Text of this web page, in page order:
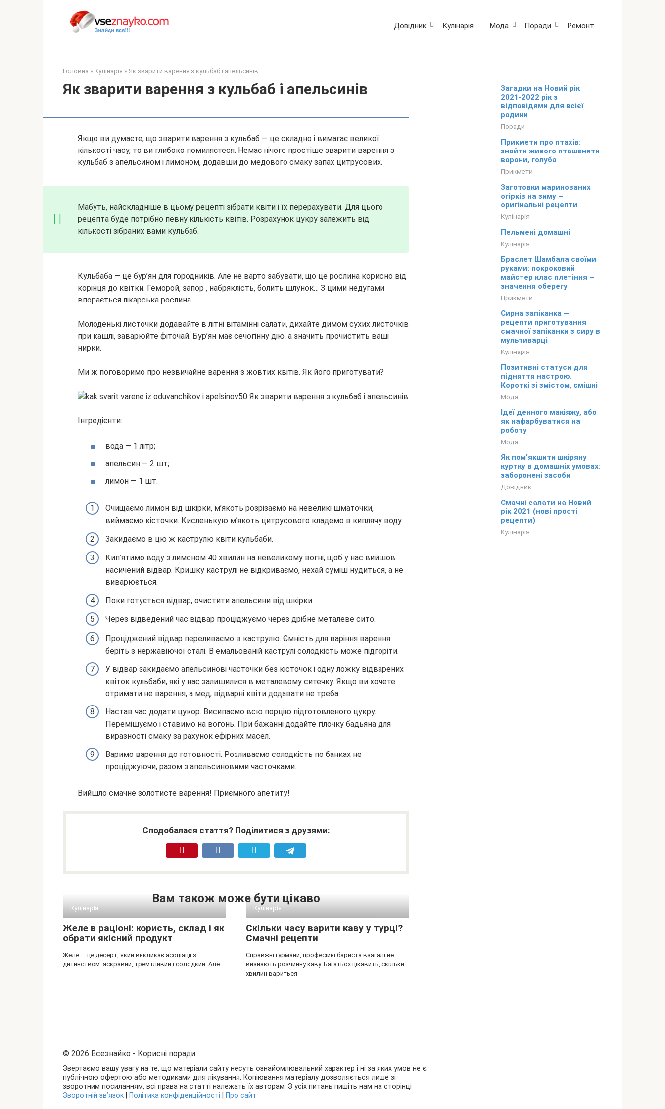
Довідник Кулінарія Мода Поради Ремонт
Головна » Кулінарія » Як зварити варення з кульбаб і апельсинів
Як зварити варення з кульбаб і апельсинів
Якщо ви думаєте, що зварити варення з кульбаб — це складно і вимагає великої
кількості часу, то ви глибоко помиляєтеся. Немає нічого простіше зварити варення з
кульбаб з апельсином і лимоном, додавши до медового смаку запах цитрусових.
Мабуть, найскладніше в цьому рецепті зібрати квіти і їх перерахувати. Для цього
рецепта буде потрібно певну кількість квітів. Розрахунок цукру залежить від
кількості зібраних вами кульбаб.
Кульбаба — це бур’ян для городників. Але не варто забувати, що це рослина корисно від
корінця до квітки. Геморой, запор , набряклість, болить шлунок… З цими недугами
впорається лікарська рослина.
Молоденькі листочки додавайте в літні вітамінні салати, дихайте димом сухих листочків
при кашлі, заварюйте фіточай. Бур’ян має сечогінну дію, а значить прочистить ваші
нирки.
Ми ж поговоримо про незвичайне варення з жовтих квітів. Як його приготувати?
Інгредієнти:
вода — 1 літр;
апельсин — 2 шт;
лимон — 1 шт.
Очищаємо лимон від шкірки, м’якоть розрізаємо на невеликі шматочки,
виймаємо кісточки. Кисленькую м’якоть цитрусового кладемо в киплячу воду.
Закидаємо в цю ж каструлю квіти кульбаби.
Кип’ятимо воду з лимоном 40 хвилин на невеликому вогні, щоб у нас вийшов
насичений відвар. Кришку каструлі не відкриваємо, нехай суміш нудиться, а не
виварюється.
Поки готується відвар, очистити апельсини від шкірки.
Через відведений час відвар проціджуємо через дрібне металеве сито.
Проціджений відвар переливаємо в каструлю. Ємність для варіння варення
беріть з нержавіючої сталі. В емальованій каструлі солодкість може підгоріти.
У відвар закидаємо апельсинові часточки без кісточок і одну ложку відварених
квіток кульбаби, які у нас залишилися в металевому ситечку. Якщо ви хочете
отримати не варення, а мед, відварні квіти додавати не треба.
Настав час додати цукор. Висипаємо всю порцію підготовленого цукру.
Перемішуємо і ставимо на вогонь. При бажанні додайте гілочку бадьяна для
виразності смаку за рахунок ефірних масел.
Варимо варення до готовності. Розливаємо солодкість по банках не
проціджуючи, разом з апельсиновими часточками.
Вийшло смачне золотисте варення! Приємного апетиту!
Сподобалася стаття? Поділитися з друзями:
Вам також може бути цікаво
Кулінарія
Желе в раціоні: користь, склад і як
обрати якісний продукт
Желе — це десерт, який викликає асоціації з
дитинством: яскравий, тремтливий і солодкий. Але
Кулінарія
Скільки часу варити каву у турці?
Смачні рецепти
Справжні гурмани, професійні бариста взагалі не
визнають розчинну каву. Багатьох цікавить, скільки
хвилин вариться
Загадки на Новий рік
2021-2022 рік з
відповідями для всієї
родини
Поради
Прикмети про птахів:
знайти живого пташеняти
ворони, голуба
Прикмети
Заготовки маринованих
огірків на зиму –
оригінальні рецепти
Кулінарія
Пельмені домашні
Кулінарія
Браслет Шамбала своїми
руками: покроковий
майстер клас плетіння –
значення оберегу
Прикмети
Сирна запіканка —
рецепти приготування
смачної запіканки з сиру в
мультиварці
Кулінарія
Позитивні статуси для
підняття настрою.
Короткі зі змістом, смішні
Мода
Ідеї денного макіяжу, або
як нафарбуватися на
роботу
Мода
Як пом’якшити шкіряну
куртку в домашніх умовах:
заборонені засоби
Довідник
Смачні салати на Новий
рік 2021 (нові прості
рецепти)
Кулінарія
© 2026 Всезнайко - Корисні поради
Звертаємо вашу увагу на те, що матеріали сайту несуть ознайомлювальний характер і ні за яких умов не є
публічною офертою або методиками для лікування. Копіювання матеріалу дозволяється лише зі
зворотним посиланням, всі права на статті належать їх авторам. З усіх питань пишіть нам на сторінці
Зворотній зв’язок
Політика конфіденційності Про сайт